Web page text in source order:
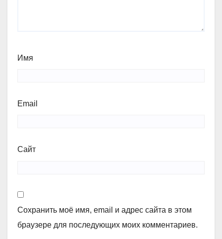
Имя
Email
Сайт
Сохранить моё имя, email и адрес сайта в этом
браузере для последующих моих комментариев.